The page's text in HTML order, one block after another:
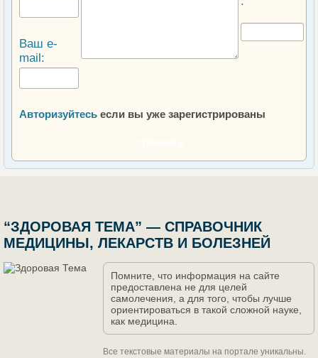
Ваш e-
mail:
Авторизуйтесь если вы уже зарегистрированы
“ЗДОРОВАЯ ТЕМА” — СПРАВОЧНИК
МЕДИЦИНЫ, ЛЕКАРСТВ И БОЛЕЗНЕЙ
Помните, что информация на сайте
предоставлена не для целей
самолечения, а для того, чтобы лучше
ориентироваться в такой сложной науке,
как медицина.
Все текстовые материалы на портале уникальны.